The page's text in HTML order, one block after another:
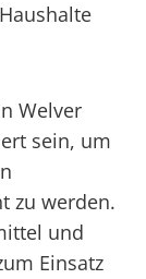
Welver
sein, um
zu werden.
und
Einsatz